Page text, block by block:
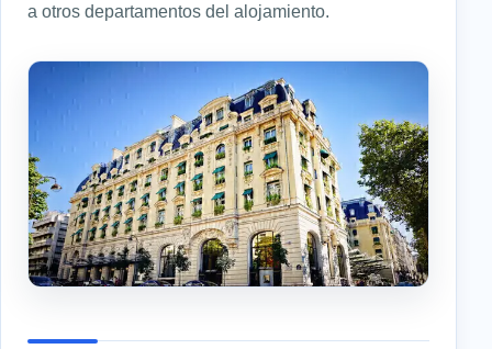
a otros departamentos del alojamiento.